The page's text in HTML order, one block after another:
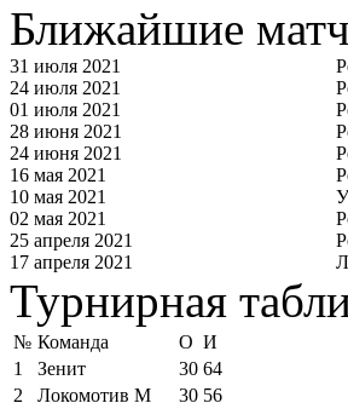
Ближайшие
31 июля 2021
24 июля 2021
01 июля 2021
28 июня 2021
24 июня 2021
16 мая 2021
10 мая 2021
02 мая 2021
25 апреля 2021
17 апреля 2021
Турнирная
№ Команда О И
1
Зенит 30 64
2
Локомотив М 30 56